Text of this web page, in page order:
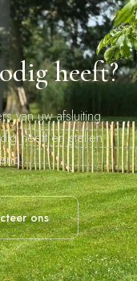
heeft?
van uw afsluiting.
heeft en stellen
ons